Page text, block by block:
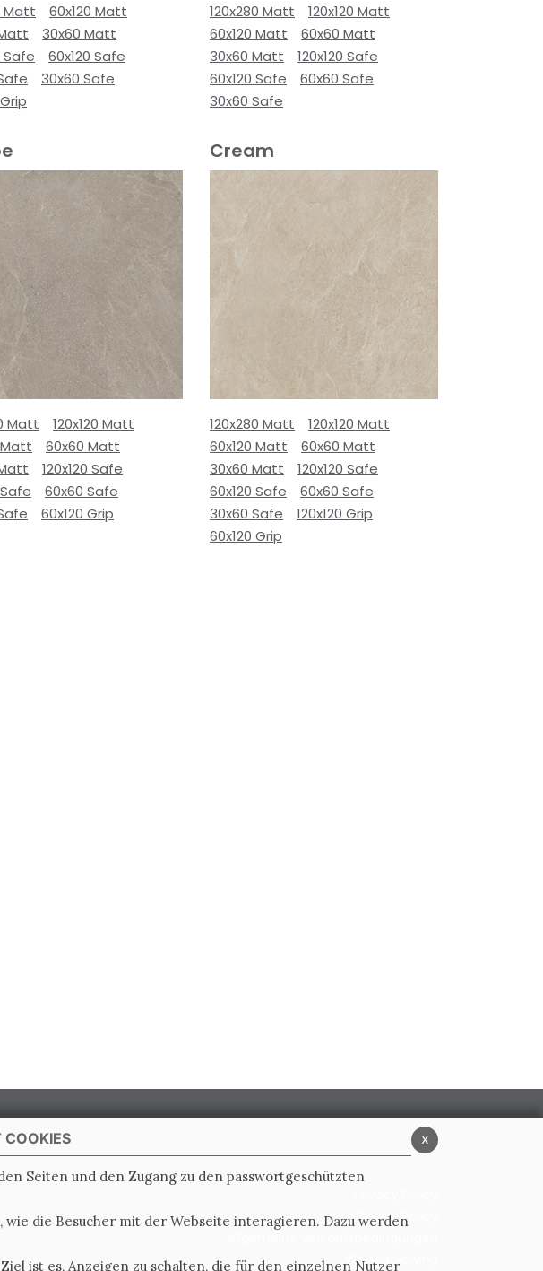
Matt
60x120 Matt
30x60 Matt
Safe
60x120 Safe
30x60 Safe
120x280 Matt
120x120 Matt
60x120 Matt
60x60 Matt
30x60 Matt
120x120 Safe
60x120 Safe
60x60 Safe
30x60 Safe
Matt
120x120 Matt
Matt
60x60 Matt
120x120 Safe
60x60 Safe
60x120 Grip
Cream
120x280 Matt
120x120 Matt
60x120 Matt
60x60 Matt
30x60 Matt
120x120 Safe
60x120 Safe
60x60 Safe
30x60 Safe
120x120 Grip
60x120 Grip
Cookie Policy
Whistleblowing
x
COOKIES
Seiten und den Zugang zu den passwortgeschützten
die Besucher mit der Webseite interagieren. Dazu werden
ist es, Anzeigen zu schalten, die für den einzelnen Nutzer